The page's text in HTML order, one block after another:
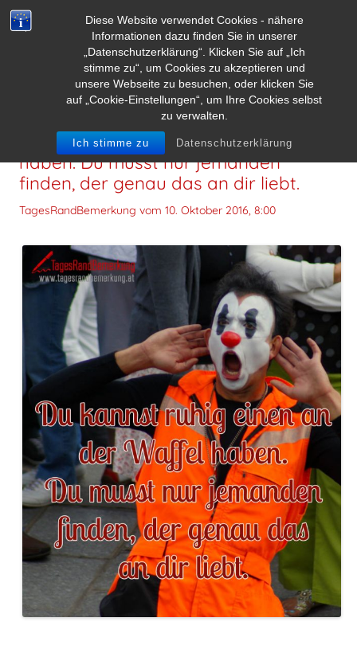
Diese Website verwendet Cookies - nähere
Informationen dazu finden Sie in unserer
„Datenschutzerklärung“. Klicken Sie auf „Ich
stimme zu“, um Cookies zu akzeptieren und
unsere Webseite zu besuchen, oder klicken Sie
auf „Cookie-Einstellungen“, um Ihre Cookies selbst
zu verwalten.
Ich stimme zu Datenschutzerklärung
Du kannst ruhig einen an der Waffel
haben. Du musst nur jemanden
finden, der genau das an dir liebt.
TagesRandBemerkung vom 10. Oktober 2016, 8:00